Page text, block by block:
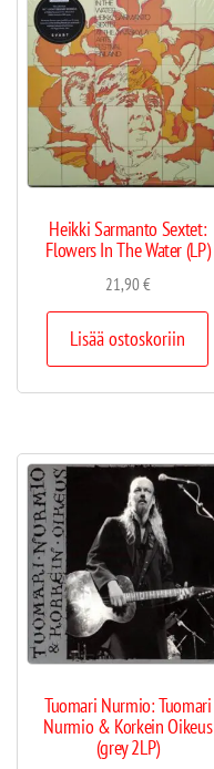
Heikki Sarmanto Sextet:
Flowers In The Water (LP)
21,90€
Lisää ostoskoriin
Tuomari Nurmio: Tuomari
Nurmio & Korkein Oikeus
(grey 2LP)